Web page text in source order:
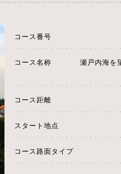
コース番号
コース名称
瀬戸内海を
コース距離
スタート地点
コース路面タイプ